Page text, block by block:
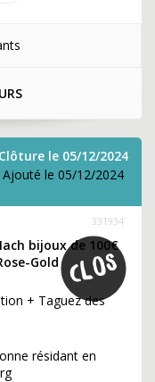
Clôture le 05/12/2024
Ajouté le 05/12/2024
331934
bijoux de 100€
Gold
+ Taguez des
résidant en